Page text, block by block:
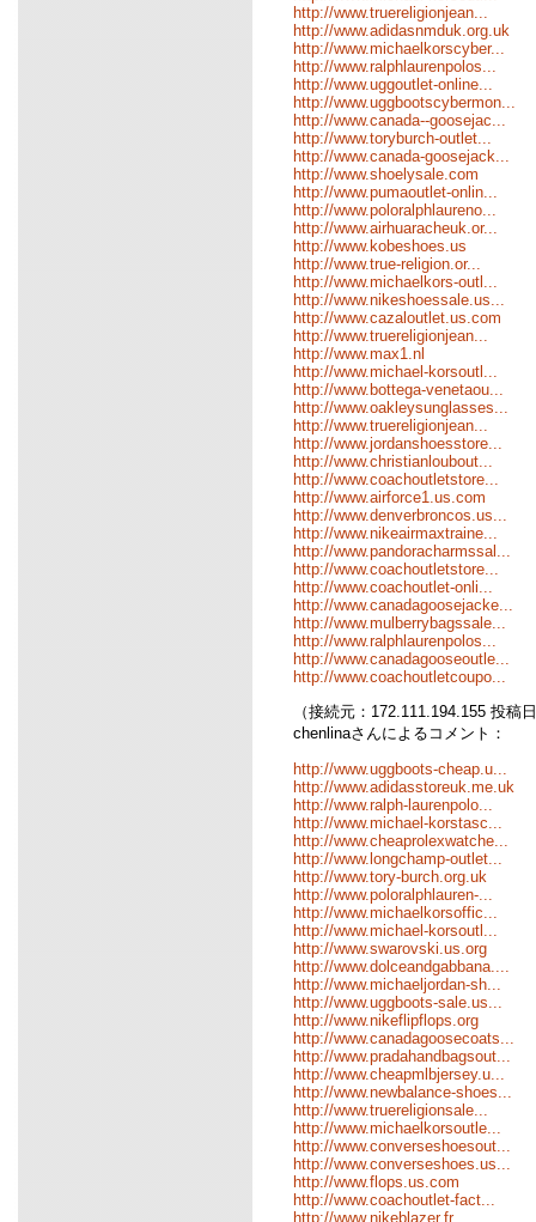
http://www.truereligionjean...
http://www.adidasnmduk.org.uk
http://www.michaelkorscyber...
http://www.ralphlaurenpolos...
http://www.uggoutlet-online...
http://www.uggbootscybermon...
http://www.canada--goosejac...
http://www.toryburch-outlet...
http://www.canada-goosejack...
http://www.shoelysale.com
http://www.pumaoutlet-onlin...
http://www.poloralphlaureno...
http://www.airhuaracheuk.or...
http://www.kobeshoes.us
http://www.true-religion.or...
http://www.michaelkors-outl...
http://www.nikeshoessale.us...
http://www.cazaloutlet.us.com
http://www.truereligionjean...
http://www.max1.nl
http://www.michael-korsoutl...
http://www.bottega-venetaou...
http://www.oakleysunglasses...
http://www.truereligionjean...
http://www.jordanshoesstore...
http://www.christianloubout...
http://www.coachoutletstore...
http://www.airforce1.us.com
http://www.denverbroncos.us...
http://www.nikeairmaxtraine...
http://www.pandoracharmssal...
http://www.coachoutletstore...
http://www.coachoutlet-onli...
http://www.canadagoosejacke...
http://www.mulberrybagssale...
http://www.ralphlaurenpolos...
http://www.canadagooseoutle...
http://www.coachoutletcoupo...
（接続元：172.111.194.155 投稿
chenlinaさんによるコメント：
http://www.uggboots-cheap.u...
http://www.adidasstoreuk.me.uk
http://www.ralph-laurenpolo...
http://www.michael-korstasc...
http://www.cheaprolexwatche...
http://www.longchamp-outlet...
http://www.tory-burch.org.uk
http://www.poloralphlauren-...
http://www.michaelkorsoffic...
http://www.michael-korsoutl...
http://www.swarovski.us.org
http://www.dolceandgabbana....
http://www.michaeljordan-sh...
http://www.uggboots-sale.us...
http://www.nikeflipflops.org
http://www.canadagoosecoats...
http://www.pradahandbagsout...
http://www.cheapmlbjersey.u...
http://www.newbalance-shoes...
http://www.truereligionsale...
http://www.michaelkorsoutle...
http://www.converseshoesout...
http://www.converseshoes.us...
http://www.flops.us.com
http://www.coachoutlet-fact...
http://www.nikeblazer.fr